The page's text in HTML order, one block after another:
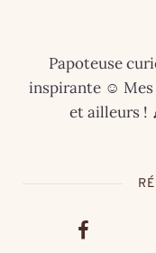
Papoteuse
inspirante ☺️ Mes
et ailleurs !